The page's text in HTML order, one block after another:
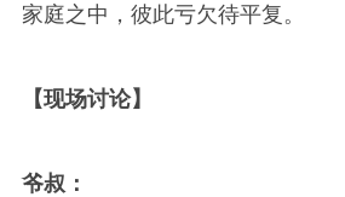
家庭之中，彼此亏欠待平复。
【现场讨论】
爷叔：